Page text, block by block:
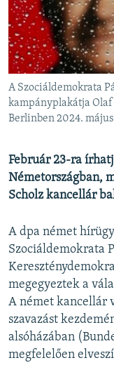
EURÓPAI UNIÓ
VILÁG
KLÍMAVÁLTOZÁS
A MÚLT
Valamennyi
A Szociáldemokrata
kampányplakátja
Berlinben 2024.
Február 23-ra
Németországban,
Scholz kancellár
A dpa német
Szociáldemokrata
megegyeztek a
A német kancellár
szavazást
alsóházában
megfelelően